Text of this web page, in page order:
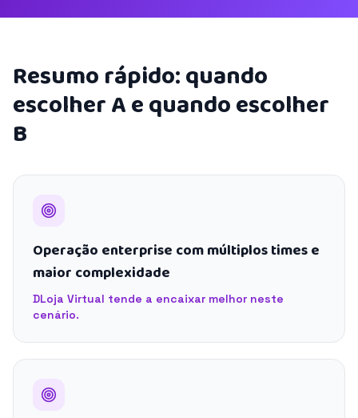
Resumo rápido: quando
escolher A e quando escolher
B
Operação enterprise com múltiplos times e
maior complexidade
DLoja Virtual tende a encaixar melhor neste
cenário.